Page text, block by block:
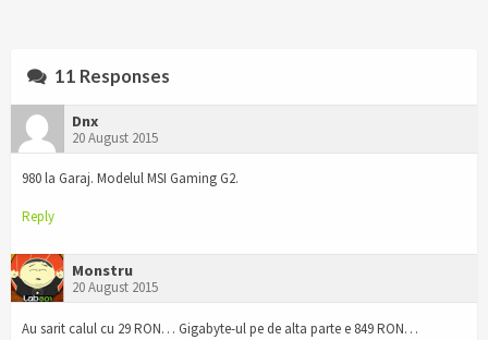
11 Responses
Dnx
20 August 2015
980 la Garaj. Modelul MSI Gaming G2.
Reply
Monstru
20 August 2015
Au sarit calul cu 29 RON… Gigabyte-ul pe de alta parte e 849 RON…